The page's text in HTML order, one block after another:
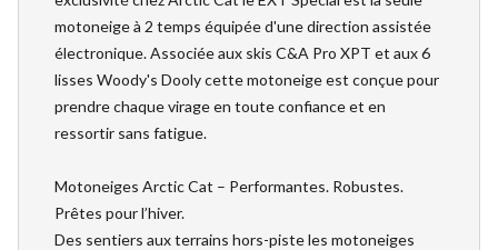
motoneige à 2 temps équipée d'une direction assistée
électronique. Associée aux skis C&A Pro XPT et aux 6
lisses Woody's Dooly cette motoneige est conçue pour
prendre chaque virage en toute confiance et en
ressortir sans fatigue.
Motoneiges Arctic Cat – Performantes. Robustes.
Prêtes pour l’hiver.
Des sentiers aux terrains hors-piste les motoneiges